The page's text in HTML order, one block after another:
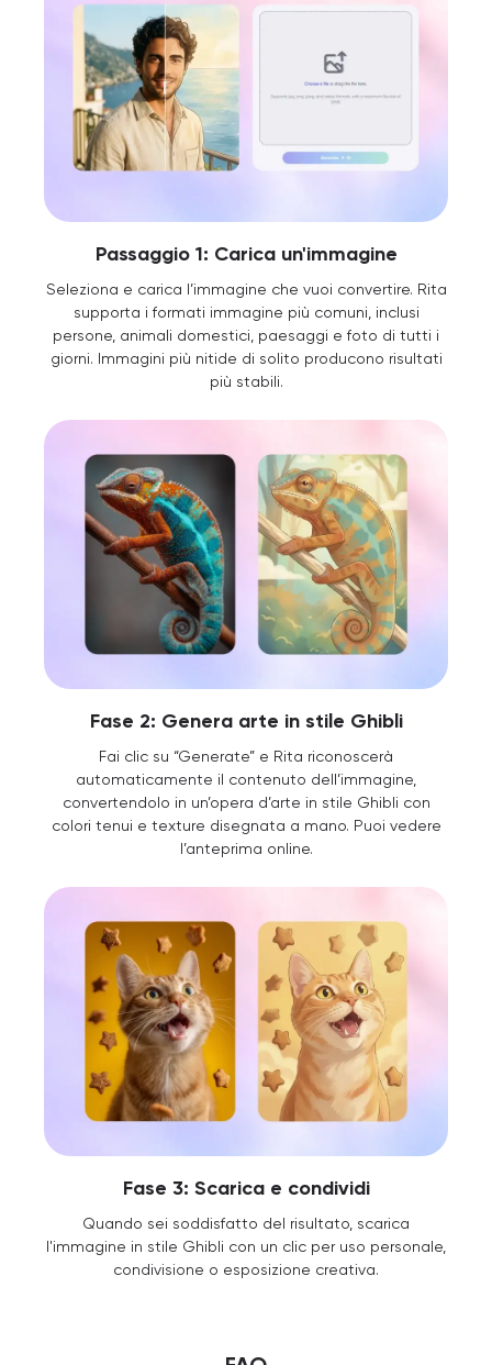
Passaggio 1: Carica un'immagine
Seleziona e carica l’immagine che vuoi convertire. Rita
supporta i formati immagine più comuni, inclusi
persone, animali domestici, paesaggi e foto di tutti i
giorni. Immagini più nitide di solito producono risultati
più stabili.
Fase 2: Genera arte in stile Ghibli
Fai clic su “Generate” e Rita riconoscerà
automaticamente il contenuto dell’immagine,
convertendolo in un’opera d’arte in stile Ghibli con
colori tenui e texture disegnata a mano. Puoi vedere
l’anteprima online.
Fase 3: Scarica e condividi
Quando sei soddisfatto del risultato, scarica
l'immagine in stile Ghibli con un clic per uso personale,
condivisione o esposizione creativa.